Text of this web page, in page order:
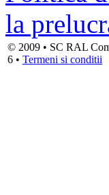
la
© 2009 • SC RAL
6 • Termeni si conditii